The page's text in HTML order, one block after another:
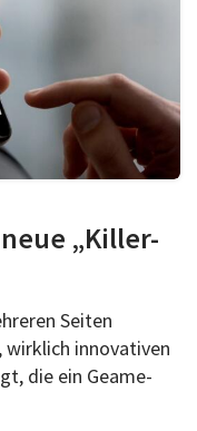
„Killer-
Seiten
wirklich innovativen
die ein Geame-